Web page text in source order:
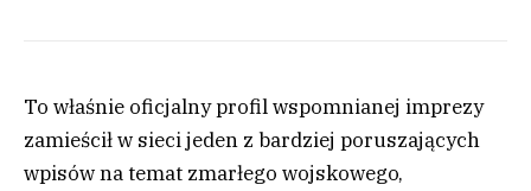
To właśnie oficjalny profil wspomnianej imprezy
zamieścił w sieci jeden z bardziej poruszających
wpisów na temat zmarłego wojskowego,